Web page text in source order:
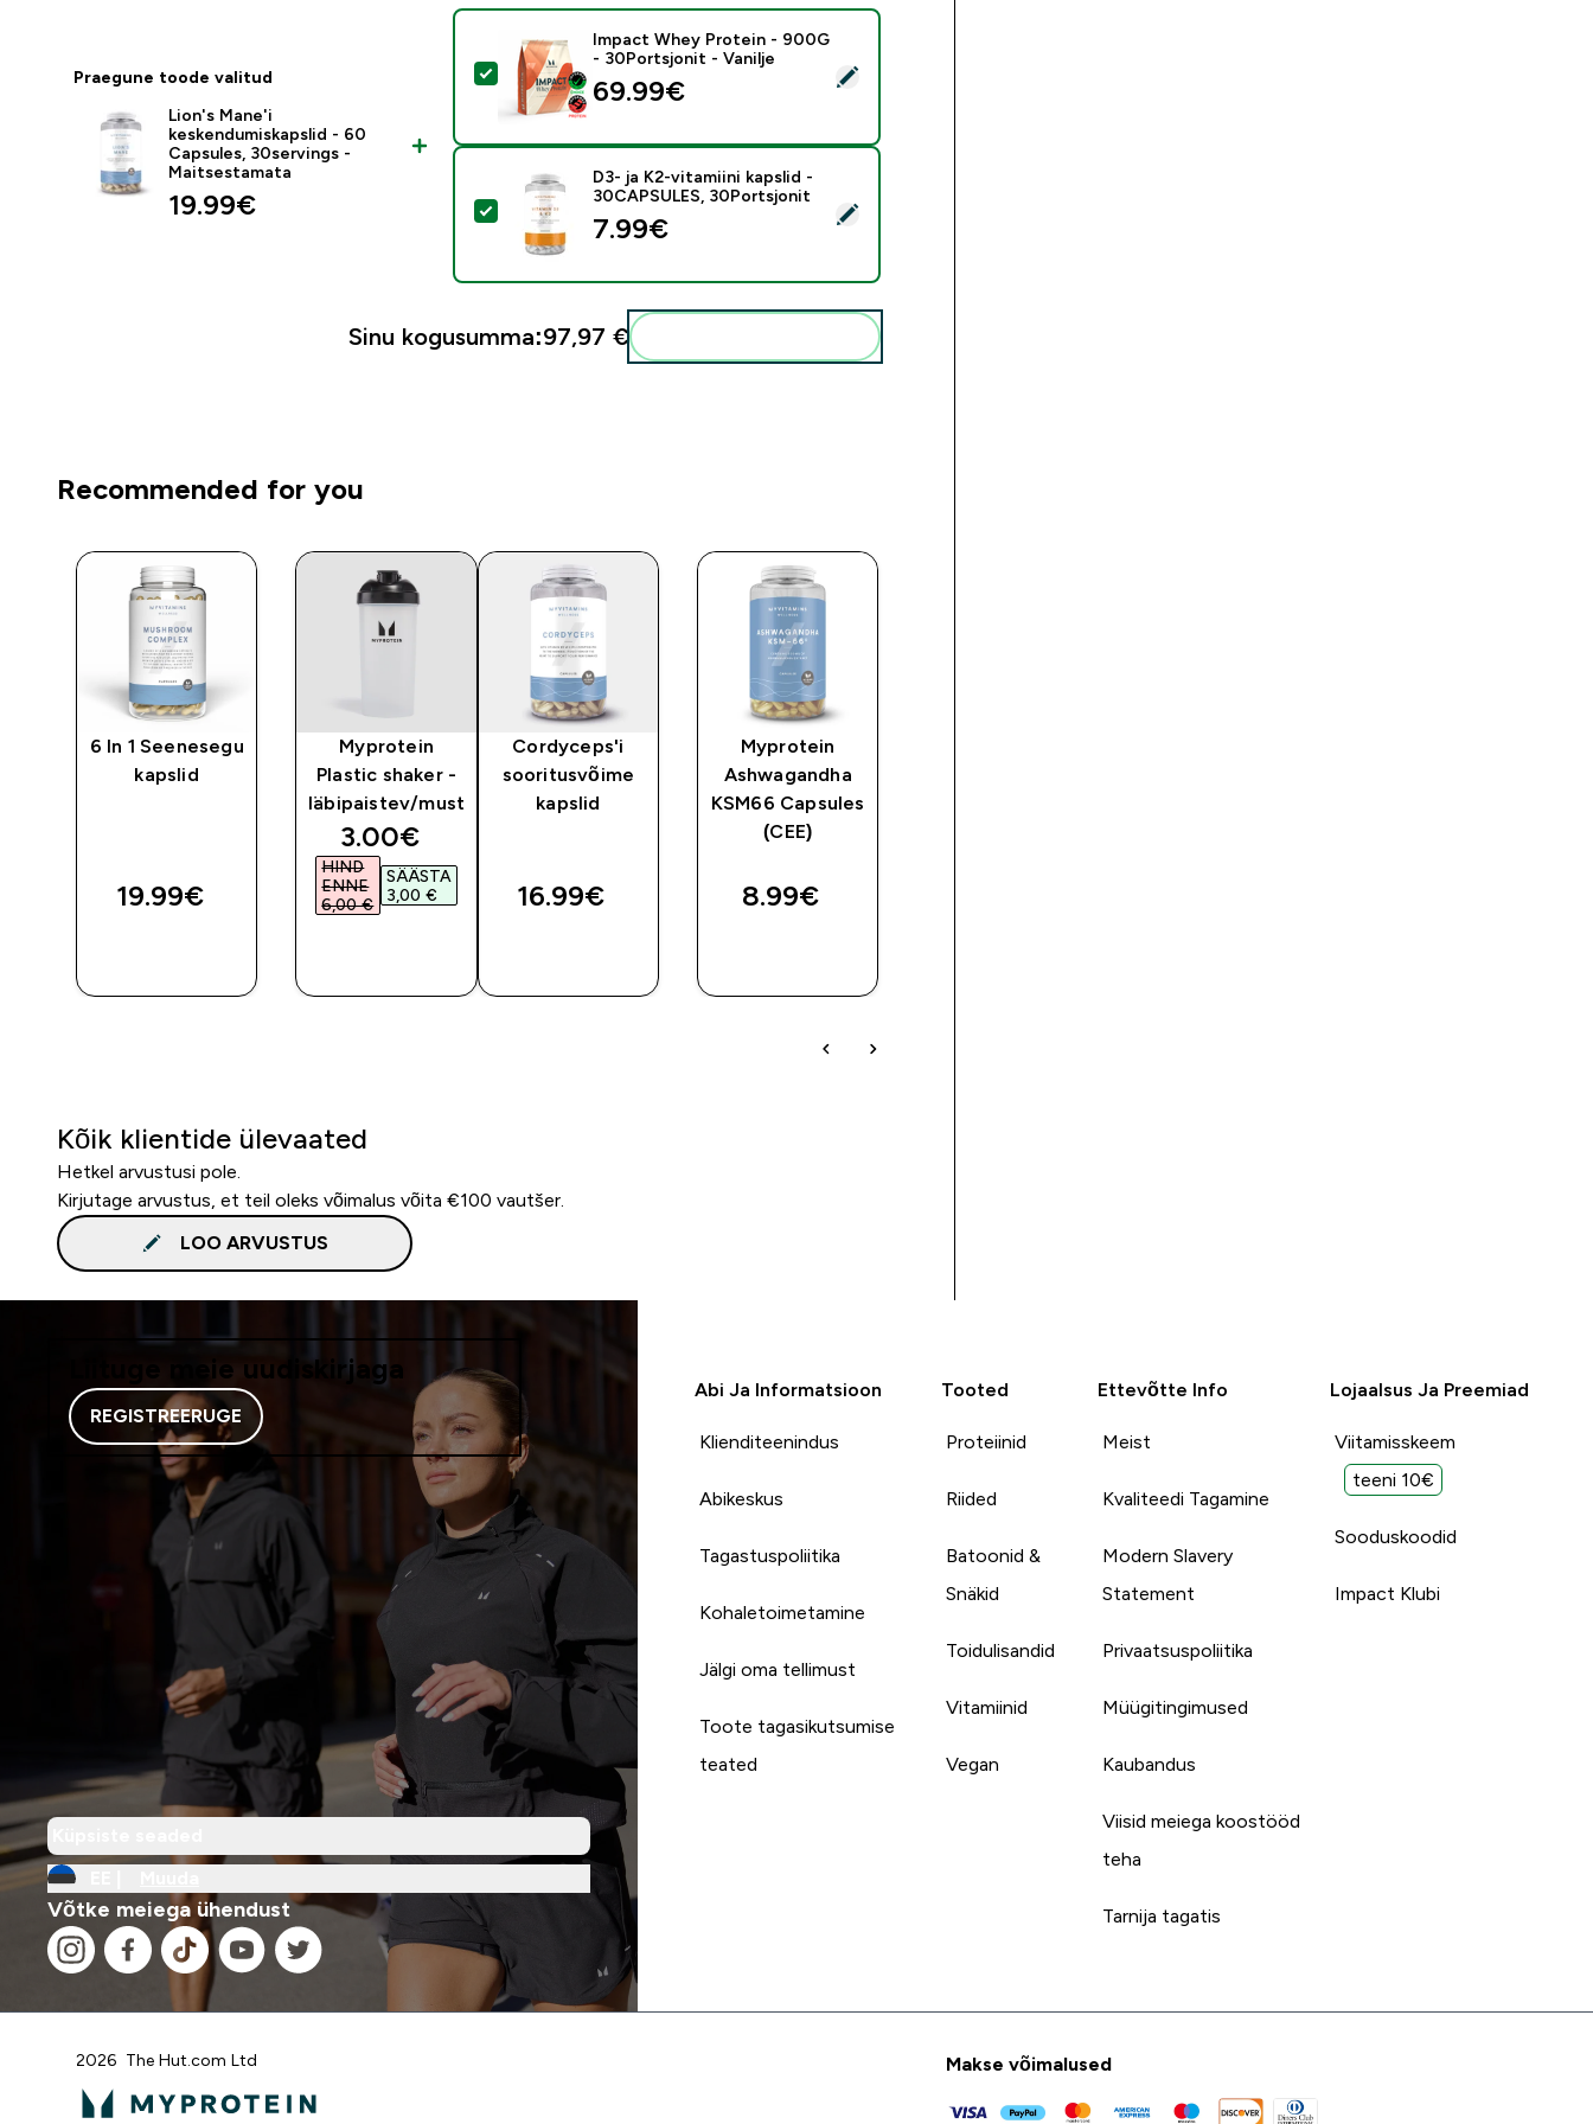
Praegune toode valitud
Lion's Mane'i
keskendumiskapslid - 60
Capsules, 30servings -
Maitsestamata
19.99€‎
Vali see toode - Impact Whey Protein - 900G - 30Portsjonit - Vanilje
Impact Whey Protein - 900G
- 30Portsjonit - Vanilje
69.99€‎
Vali see toode - D3- ja K2-vitamiini kapslid - 30CAPSULES, 30Portsjonit
D3- ja K2-vitamiini kapslid -
30CAPSULES, 30Portsjonit
7.99€‎
Sinu kogusumma:97,97 €‎
Recommended for you
6 In 1 Seenesegu
kapslid
19.99€‎
Myprotein
Plastic shaker -
läbipaistev/must
discounted price
3.00€‎
HIND
ENNE
6,00 €‎
SÄÄSTA
3,00 €‎
Cordyceps'i
sooritusvõime
kapslid
16.99€‎
Myprotein
Ashwagandha
KSM66 Capsules
(CEE)
8.99€‎
Kõik klientide ülevaated
Hetkel arvustusi pole.
Kirjutage arvustus, et teil oleks võimalus võita €100 vautšer.
LOO ARVUSTUS
Liituge meie uudiskirjaga
REGISTREERUGE
Võtke meiega ühendust
Abi Ja Informatsioon
Klienditeenindus
Abikeskus
Tagastuspoliitika
Kohaletoimetamine
Jälgi oma tellimust
Toote tagasikutsumise
teated
Tooted
Proteiinid
Riided
Batoonid &
Snäkid
Toidulisandid
Vitamiinid
Vegan
Ettevõtte Info
Meist
Kvaliteedi Tagamine
Modern Slavery
Statement
Privaatsuspoliitika
Müügitingimused
Kaubandus
Viisid meiega koostööd
teha
Tarnija tagatis
Lojaalsus Ja Preemiad
Viitamisskeem
teeni 10€
Sooduskoodid
Impact Klubi
2026 The Hut.com Ltd Makse võimalused